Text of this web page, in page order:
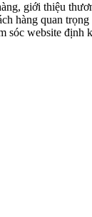
giới thiệu
hàng quan trọng
sóc website định